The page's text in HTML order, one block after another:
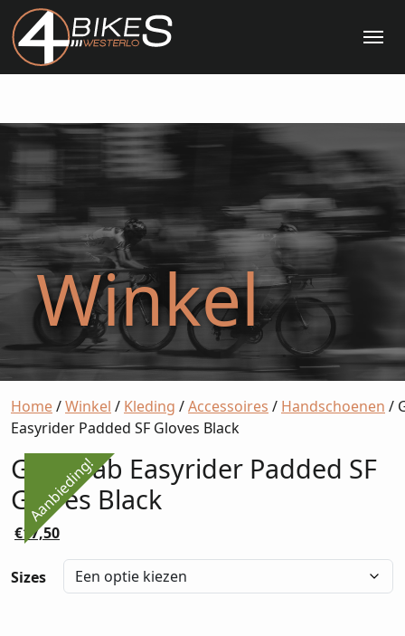
Winkel
Home/Winkel / Kleding /Accessoires / Handschoenen /
Easyrider Padded SF Gloves Black
Aanbieding!
GripGrab Easyrider Padded SF
Gloves Black
Oorspronkelijke
was:
€17,50Huidige
€17,50.
Sizes